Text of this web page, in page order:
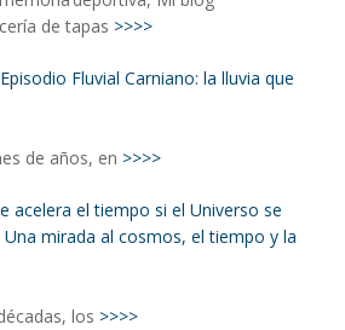
de tapas >>>>
Fluvial Carniano: la lluvia que
de años, en >>>>
acelera el tiempo si el Universo se
mirada al cosmos, el tiempo y la
los >>>>